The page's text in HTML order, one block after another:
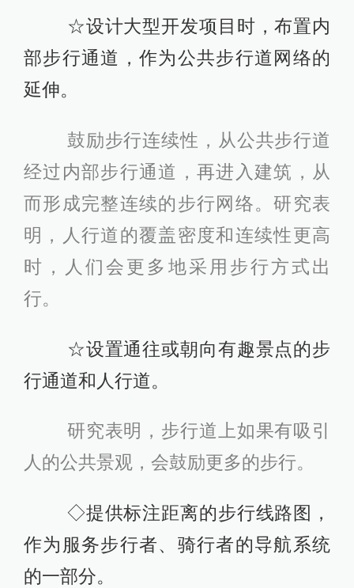
☆设计大型开发项目时，布置内
部步行通道，作为公共步行道网络的
延伸。
鼓励步行连续性，从公共步行道
经过内部步行通道，再进入建筑，从
而形成完整连续的步行网络。研究表
明，人行道的覆盖密度和连续性更高
时，人们会更多地采用步行方式出
行。
☆设置通往或朝向有趣景点的步
行通道和人行道。
研究表明，步行道上如果有吸引
人的公共景观，会鼓励更多的步行。
◇提供标注距离的步行线路图，
作为服务步行者、骑行者的导航系统
的一部分。